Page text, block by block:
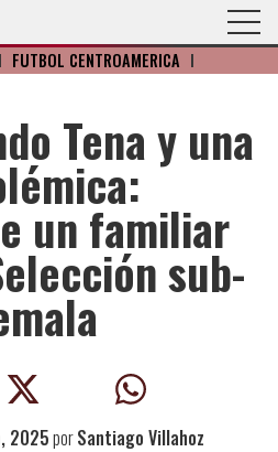
I FÚTBOL CENTROAMÉRICA I
Tena y una
un familiar
sub-
2025porSantiago Villahoz